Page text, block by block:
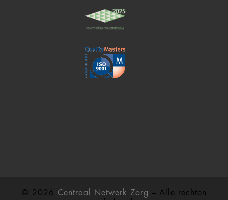
© 2026 Centraal Netwerk Zorg – Alle rechten